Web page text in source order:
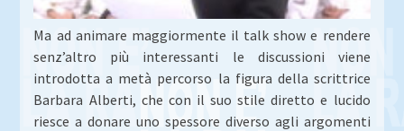
Ma ad animare maggiormente il talk show e rendere
senz’altro più interessanti le discussioni viene
introdotta a metà percorso la figura della scrittrice
Barbara Alberti, che con il suo stile diretto e lucido
riesce a donare uno spessore diverso agli argomenti